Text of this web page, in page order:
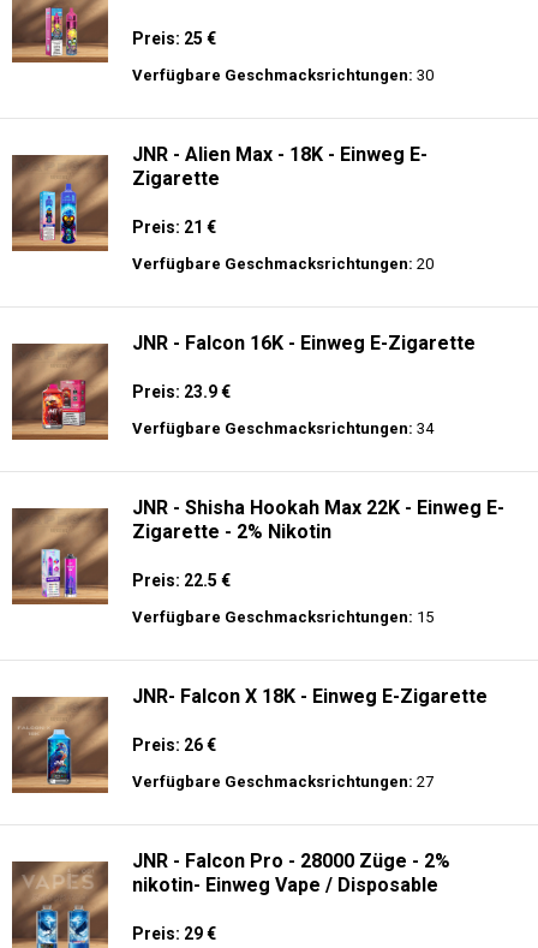
Preis: 25 €
Verfügbare Geschmacksrichtungen: 30
JNR - Alien Max - 18K - Einweg E-
Zigarette
Preis: 21 €
Verfügbare Geschmacksrichtungen: 20
JNR - Falcon 16K - Einweg E-Zigarette
Preis: 23.9 €
Verfügbare Geschmacksrichtungen: 34
JNR - Shisha Hookah Max 22K - Einweg E-
Zigarette - 2% Nikotin
Preis: 22.5 €
Verfügbare Geschmacksrichtungen: 15
JNR- Falcon X 18K - Einweg E-Zigarette
Preis: 26 €
Verfügbare Geschmacksrichtungen: 27
JNR - Falcon Pro - 28000 Züge - 2%
nikotin- Einweg Vape / Disposable
Preis: 29 €